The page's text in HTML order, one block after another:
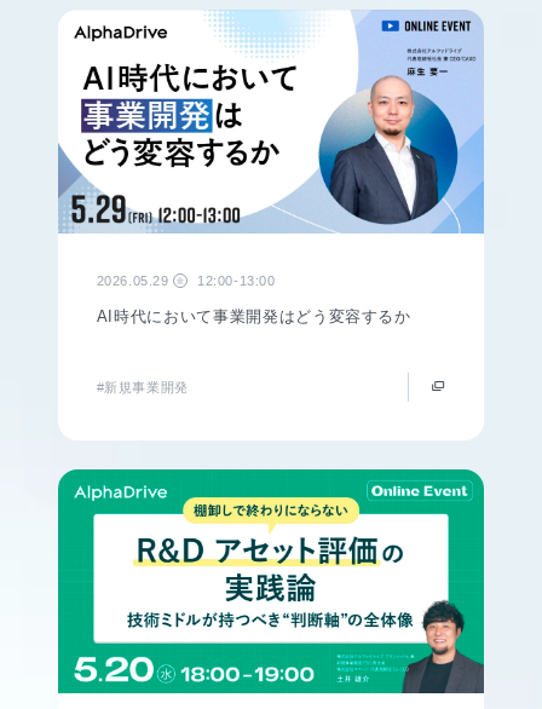
2026.05.29 金 12:00-13:00
AI時代において事業開発はどう変容するか
#新規事業開発